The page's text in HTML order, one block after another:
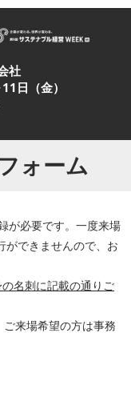
社
日（金）
ォーム
が必要です。一度来場
ができませんので、お
名刺に記載の通りご
来場希望の方は事務